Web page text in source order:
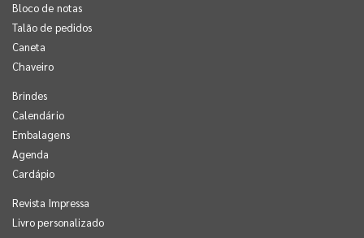
Bloco de notas
Talão de pedidos
Caneta
Chaveiro
Brindes
Calendário
Embalagens
Agenda
Cardápio
Revista Impressa
Livro personalizado